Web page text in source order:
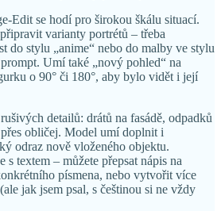
Edit se hodí pro širokou škálu situací.
varianty portrétů – třeba
do stylu „anime“ nebo do malby ve stylu
Umí také „nový pohled“ na
o 90° či 180°, aby bylo vidět i její
detailů: drátů na fasádě, odpadků
obličej. Model umí doplnit i
odraz nově vloženého objektu.
textem – můžete přepsat nápis na
písmena, nebo vytvořit více
jak jsem psal, s češtinou si ne vždy